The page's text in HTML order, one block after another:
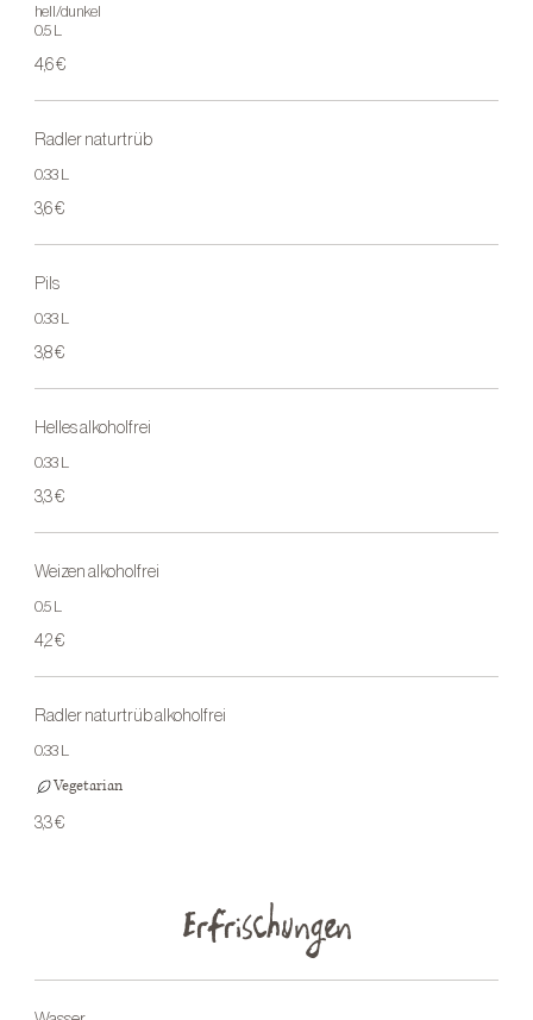
hell/dunkel
0.5 L
4,6 €
Radler naturtrüb
0.33 L
3,6 €
Pils
0.33 L
3,8 €
Helles alkoholfrei
0.33 L
3,3 €
Weizen alkoholfrei
0.5 L
4,2 €
Radler naturtrüb alkoholfrei
0.33 L
3,3 €
Vegetarian
Erfrischungen